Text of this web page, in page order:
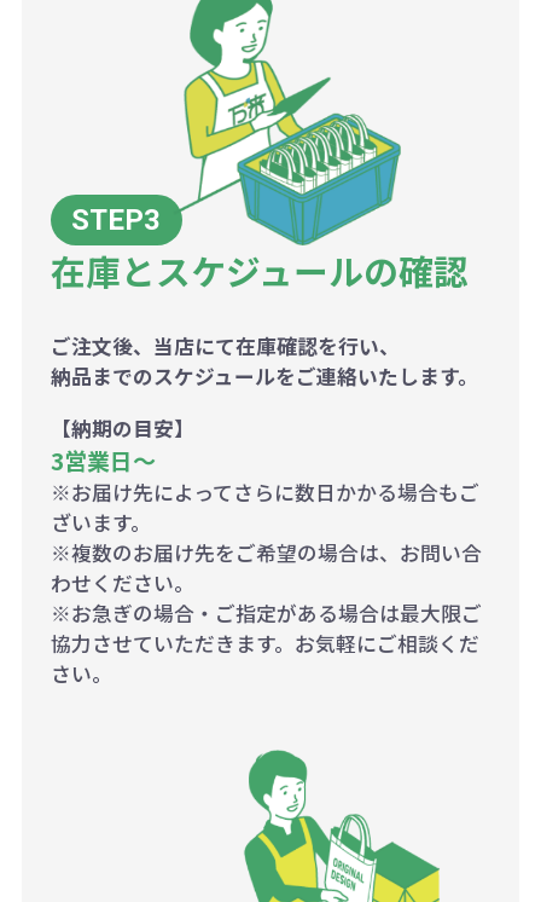
在庫とスケジュールの確認
ご注文後、当店にて在庫確認を行い、
納品までのスケジュールをご連絡いたします。
【納期の目安】
3営業日〜
※お届け先によってさらに数日かかる場合もご
ざいます。
※複数のお届け先をご希望の場合は、お問い合
わせください。
※お急ぎの場合・ご指定がある場合は最大限ご
協力させていただきます。お気軽にご相談くだ
さい。